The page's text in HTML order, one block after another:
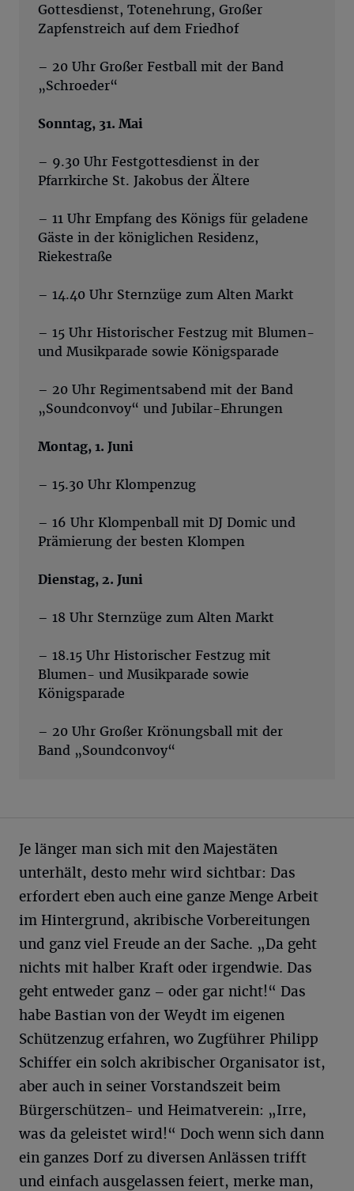
Gottesdienst, Totenehrung, Großer
Zapfenstreich auf dem Friedhof
– 20 Uhr Großer Festball mit der Band
„Schroeder“
Sonntag, 31. Mai
– 9.30 Uhr Festgottesdienst in der
Pfarrkirche St. Jakobus der Ältere
– 11 Uhr Empfang des Königs für geladene
Gäste in der königlichen Residenz,
Riekestraße
– 14.40 Uhr Sternzüge zum Alten Markt
– 15 Uhr Historischer Festzug mit Blumen-
und Musikparade sowie Königsparade
– 20 Uhr Regimentsabend mit der Band
„Soundconvoy“ und Jubilar-Ehrungen
Montag, 1. Juni
– 15.30 Uhr Klompenzug
– 16 Uhr Klompenball mit DJ Domic und
Prämierung der besten Klompen
Dienstag, 2. Juni
– 18 Uhr Sternzüge zum Alten Markt
– 18.15 Uhr Historischer Festzug mit
Blumen- und Musikparade sowie
Königsparade
– 20 Uhr Großer Krönungsball mit der
Band „Soundconvoy“
Je länger man sich mit den Majestäten
unterhält, desto mehr wird sichtbar: Das
erfordert eben auch eine ganze Menge Arbeit
im Hintergrund, akribische Vorbereitungen
und ganz viel Freude an der Sache. „Da geht
nichts mit halber Kraft oder irgendwie. Das
geht entweder ganz – oder gar nicht!“ Das
habe Bastian von der Weydt im eigenen
Schützenzug erfahren, wo Zugführer Philipp
Schiffer ein solch akribischer Organisator ist,
aber auch in seiner Vorstandszeit beim
Bürgerschützen- und Heimatverein: „Irre,
was da geleistet wird!“ Doch wenn sich dann
ein ganzes Dorf zu diversen Anlässen trifft
und einfach ausgelassen feiert, merke man,